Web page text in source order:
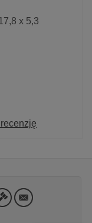
x 5,3